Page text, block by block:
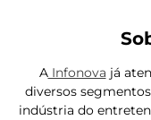
AInfonova já
diversos
indústria do